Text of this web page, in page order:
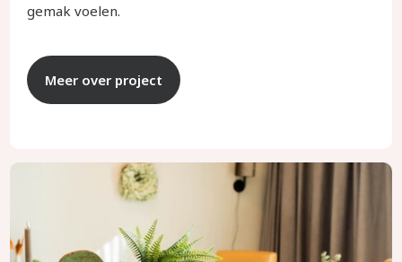
gemak voelen.
Meer over project